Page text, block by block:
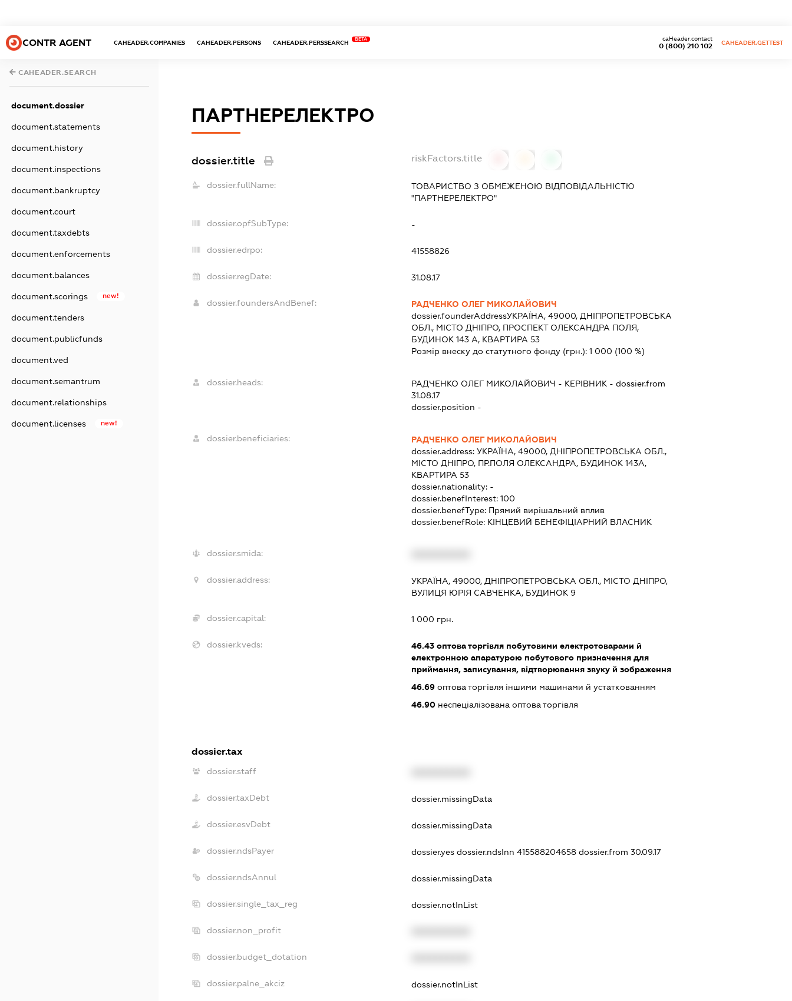
CONTR AGENT CAHEADER.COMPANIES CAHEADER.PERSONS CAHEADER.PERSSEARCH
BETA
0 (800) 210 102
caHeader.contact
CAHEADER.GETTEST
CAHEADER.SEARCH
document.dossier
document.statements
document.history
document.inspections
document.bankruptcy
document.court
document.taxdebts
document.enforcements
document.balances
document.scorings new!
document.tenders
document.publicfunds
document.ved
document.semantrum
document.relationships
document.licenses new!
ПАРТНЕРЕЛЕКТРО
dossier.title riskFactors.title
dossier.fullName:
ТОВАРИСТВО З ОБМЕЖЕНОЮ ВІДПОВІДАЛЬНІСТЮ
"ПАРТНЕРЕЛЕКТРО"
dossier.opfSubType: -
dossier.edrpo: 41558826
dossier.regDate: 31.08.17
dossier.foundersAndBenef:
РАДЧЕНКО ОЛЕГ МИКОЛАЙОВИЧ
dossier.founderAddressУКРАЇНА, 49000, ДНІПРОПЕТРОВСЬКА
ОБЛ., МІСТО ДНІПРО, ПРОСПЕКТ ОЛЕКСАНДРА ПОЛЯ,
БУДИНОК 143 А, КВАРТИРА 53
Розмір внеску до статутного фонду (грн.): 1 000 (100 %)
dossier.heads: РАДЧЕНКО ОЛЕГ МИКОЛАЙОВИЧ - КЕРІВНИК - dossier.from
31.08.17
dossier.position -
dossier.beneficiaries:
РАДЧЕНКО ОЛЕГ МИКОЛАЙОВИЧ
dossier.address: УКРАЇНА, 49000, ДНІПРОПЕТРОВСЬКА ОБЛ.,
МІСТО ДНІПРО, ПР.ПОЛЯ ОЛЕКСАНДРА, БУДИНОК 143А,
КВАРТИРА 53
dossier.nationality: -
dossier.benefInterest: 100
dossier.benefType: Прямий вирішальний вплив
dossier.benefRole: КІНЦЕВИЙ БЕНЕФІЦІАРНИЙ ВЛАСНИК
dossier.smida:
dossier.address:
УКРАЇНА, 49000, ДНІПРОПЕТРОВСЬКА ОБЛ., МІСТО ДНІПРО,
ВУЛИЦЯ ЮРІЯ САВЧЕНКА, БУДИНОК 9
dossier.capital: 1 000 грн.
dossier.kveds: 46.43оптова торгівля побутовими електротоварами й
електронною апаратурою побутового призначення для
приймання, записування, відтворювання звуку й зображення
46.69оптова торгівля іншими машинами й устаткованням
46.90неспеціалізована оптова торгівля
dossier.tax
dossier.staff
dossier.taxDebt dossier.missingData
dossier.esvDebt dossier.missingData
dossier.ndsPayer dossier.yes dossier.ndsInn 415588204658 dossier.from 30.09.17
dossier.ndsAnnul dossier.missingData
dossier.single_tax_reg dossier.notInList
dossier.non_profit
dossier.budget_dotation
dossier.palne_akciz dossier.notInList